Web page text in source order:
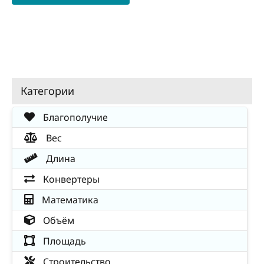
Категории
Благополучие
Вес
Длина
Конвертеры
Математика
Объём
Площадь